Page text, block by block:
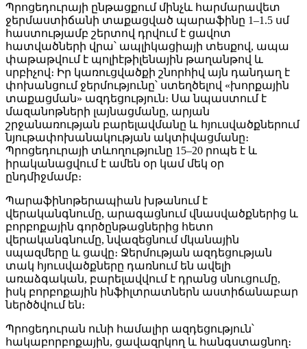
Պրոցեդուրայի ընթացքում մինչև հարմարավետ
ջերմաստիճանի տաքացված պարաֆինը 1–1.5 սմ
հաստությամբ շերտով դրվում է ցավոտ
հատվածների վրա՝ ապլիկացիայի տեսքով, ապա
փաթաթվում է պոլիէթիլենային թաղանթով և
սրբիչով։ Իր կառուցվածքի շնորհիվ այն դանդաղ է
փոխանցում ջերմությունը՝ ստեղծելով «խորքային
տաքացման» ազդեցություն։ Սա նպաստում է
մազանոթների լայնացմանը, արյան
շրջանառության բարելավմանը և հյուսվածքներում
նյութափոխանակության ակտիվացմանը։
Պրոցեդուրայի տևողությունը 15–20 րոպե է և
իրականացվում է ամեն օր կամ մեկ օր
ընդմիջմամբ։
Պարաֆինոթերապիան խթանում է
վերականգնումը, արագացնում վնասվածքներից և
բորբոքային գործընթացներից հետո
վերականգնումը, նվազեցնում մկանային
սպազմերը և ցավը։ Ջերմության ազդեցության
տակ հյուսվածքները դառնում են ավելի
առաձգական, բարելավվում է դրանց սնուցումը,
իսկ բորբոքային ինֆիլտրատներն աստիճանաբար
ներծծվում են։
Պրոցեդուրան ունի համալիր ազդեցություն՝
հակաբորբոքային, ցավազրկող և հանգստացնող։